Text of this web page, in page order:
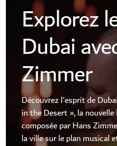
Explorez
Dubai
Zimmer
Découvrez l'esprit de
in the Desert », la
composée par Hans
la ville sur le plan musical